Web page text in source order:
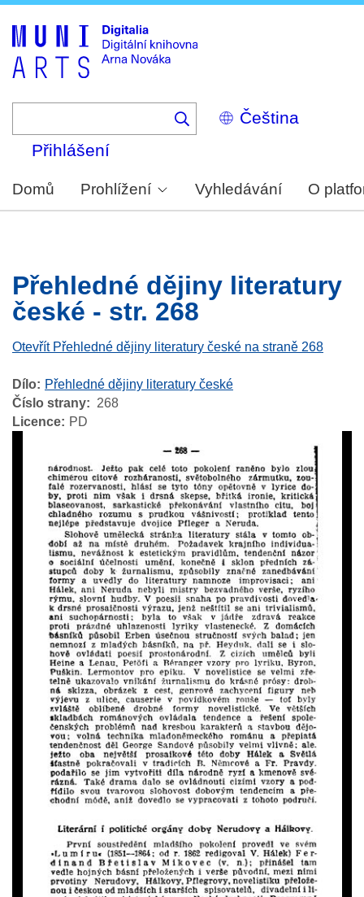
Select
your
Přihlášení
Domů Prohlížení Vyhledávání O
Přehledné dějiny literatury
české - str. 268
Otevřít Přehledné dějiny literatury české na straně 268
Dílo
Přehledné dějiny literatury české
Číslo strany
268
Licence
PD